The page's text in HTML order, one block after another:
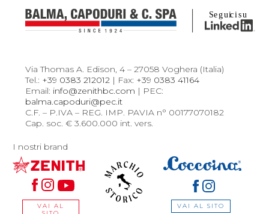
Via Thomas A. Edison, 4 – 27058 Voghera (Italia)
Tel.: +39 0383 212012 | Fax: +39 0383 41164
Email: info@zenithbc.com | PEC:
balma.capoduri@pec.it
C.F. – P.IVA – REG. IMP. PAVIA n° 00177070182
Cap. soc. € 3.600.000 int. vers.
I nostri brand
VAI AL
VAI AL SITO